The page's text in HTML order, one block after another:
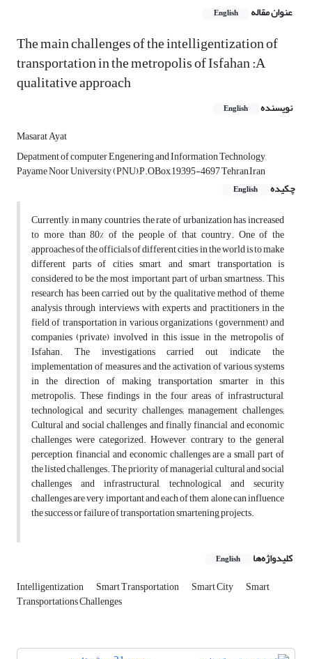
عنوان مقاله English
The main challenges of the intelligentization of
transportation in the metropolis of Isfahan :A
qualitative approach
نویسنده English
Masarat Ayat
Depatment of computer Engenering and Information Technology,
Payame Noor University (PNU),P.OBox,19395-4697 Tehran,Iran
چکیده
English
Currently, in many countries, the rate of urbanization has increased
to more than 80% of the people of that country. One of the
approaches of the officials of different cities in the world is to make
different parts of cities smart, and smart transportation is
considered to be the most important part of urban smartness. This
research has been carried out by the qualitative method of theme
analysis through interviews with experts and practitioners in the
field of transportation in various organizations (government) and
companies (private) involved in this issue in the metropolis of
Isfahan. The investigations carried out indicate the
implementation of measures and the activation of various systems
in the direction of making transportation smarter in this
metropolis. These findings in the four areas of infrastructural,
technological and security challenges; management challenges;
Cultural and social challenges and finally financial and economic
challenges were categorized. However, contrary to the general
perception, financial and economic challenges are a small part of
the listed challenges. The priority of managerial, cultural and social
challenges and infrastructural, technological and security
challenges are very important and each of them alone can influence
the success or failure of transportation smartening projects.
کلیدواژه‌ها English
Intelligentization Smart Transportation Smart City Smart
Transportations Challenges